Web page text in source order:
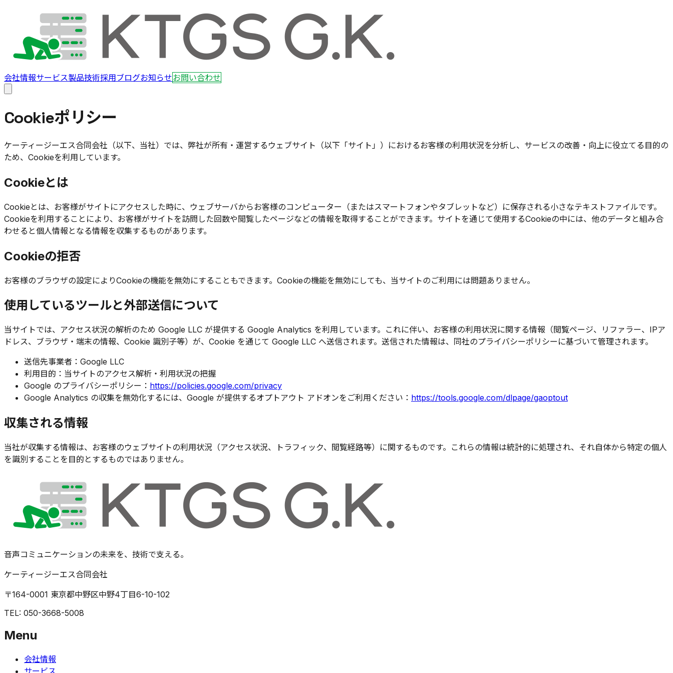
会社情報サービス製品技術採用ブログお知らせお問い合わせ
Cookieポリシー
ケーティージーエス合同会社（以下、当社）では、弊社が所有・運営するウェブサイト（以下「サイト」）におけるお客様の利用状況を分析し、サービスの改善・向上に役立てる目的の
ため、Cookieを利用しています。
Cookieとは
Cookieとは、お客様がサイトにアクセスした時に、ウェブサーバからお客様のコンピューター（またはスマートフォンやタブレットなど）に保存される小さなテキストファイルです。
Cookieを利用することにより、お客様がサイトを訪問した回数や閲覧したページなどの情報を取得することができます。サイトを通じて使用するCookieの中には、他のデータと組み合
わせると個人情報となる情報を収集するものがあります。
Cookieの拒否
お客様のブラウザの設定によりCookieの機能を無効にすることもできます。Cookieの機能を無効にしても、当サイトのご利用には問題ありません。
使用しているツールと外部送信について
当サイトでは、アクセス状況の解析のため Google LLC が提供する Google Analytics を利用しています。これに伴い、お客様の利用状況に関する情報（閲覧ページ、リファラー、IPア
ドレス、ブラウザ・端末の情報、Cookie 識別子等）が、Cookie を通じて Google LLC へ送信されます。送信された情報は、同社のプライバシーポリシーに基づいて管理されます。
送信先事業者：Google LLC
利用目的：当サイトのアクセス解析・利用状況の把握
Google のプライバシーポリシー： https://policies.google.com/privacy
Google Analytics の収集を無効化するには、Google が提供するオプトアウト アドオンをご利用ください： https://tools.google.com/dlpage/gaoptout
収集される情報
当社が収集する情報は、お客様のウェブサイトの利用状況（アクセス状況、トラフィック、閲覧経路等）に関するものです。これらの情報は統計的に処理され、それ自体から特定の個人
を識別することを目的とするものではありません。
音声コミュニケーションの未来を、技術で支える。
ケーティージーエス合同会社
〒164-0001 東京都中野区中野4丁目6-10-102
TEL: 050-3668-5008
Menu
会社情報
サービス